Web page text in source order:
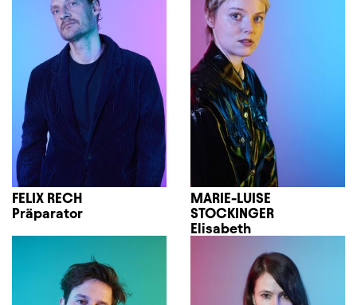
FELIX RECH
Präparator
MARIE-LUISE
STOCKINGER
Elisabeth